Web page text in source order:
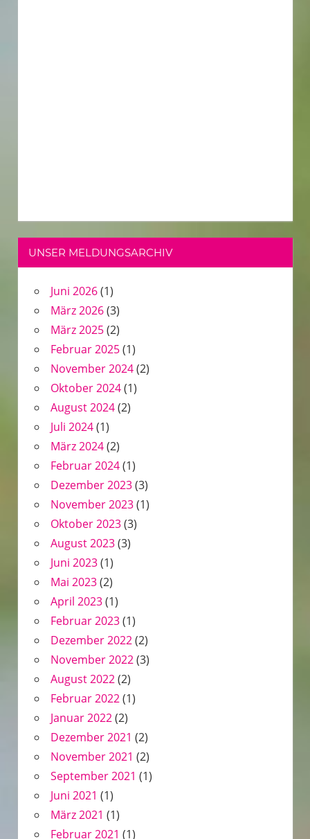
UNSER MELDUNGSARCHIV
Juni 2026(1)
März 2026(3)
März 2025(2)
Februar 2025(1)
November 2024(2)
Oktober 2024(1)
August 2024(2)
Juli 2024(1)
März 2024(2)
Februar 2024(1)
Dezember 2023(3)
November 2023(1)
Oktober 2023(3)
August 2023(3)
Juni 2023(1)
Mai 2023(2)
April 2023(1)
Februar 2023(1)
Dezember 2022(2)
November 2022(3)
August 2022(2)
Februar 2022(1)
Januar 2022(2)
Dezember 2021 (2)
November 2021 (2)
September 2021 (1)
Juni 2021 (1)
März 2021 (1)
Februar 2021 (1)